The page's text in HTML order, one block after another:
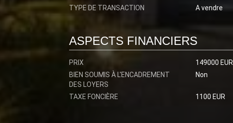
TYPE DE TRANSACTION
A vendre
ASPECTS FINANCIERS
PRIX
149000 EUR
BIEN SOUMIS À L'ENCADREMENT
DES LOYERS
Non
TAXE FONCIÈRE 1100 EUR